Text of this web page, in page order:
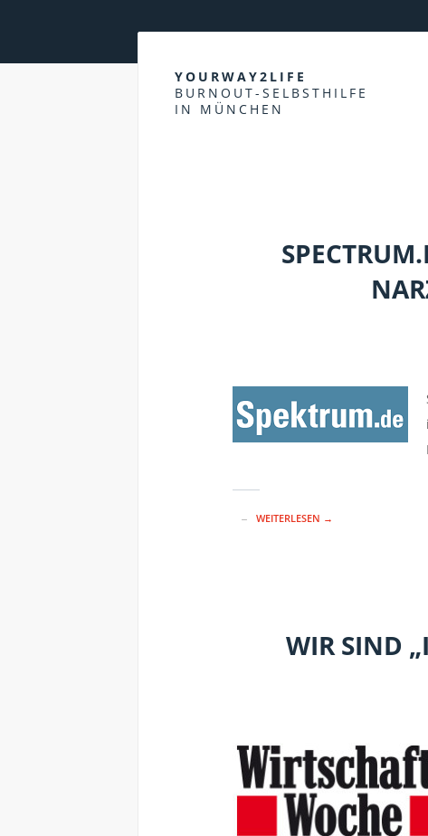
YOURWAY2LIFE
BURNOUT-SELBSTHILFE
IN MÜNCHEN
WEITERLESEN →
WIR SIND